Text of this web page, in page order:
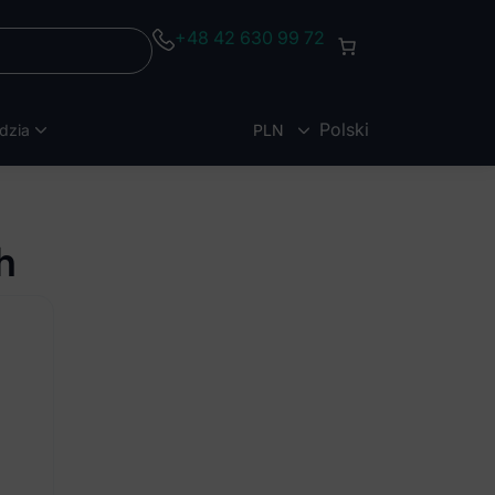
+48 42 630 99 72
PLN Polski